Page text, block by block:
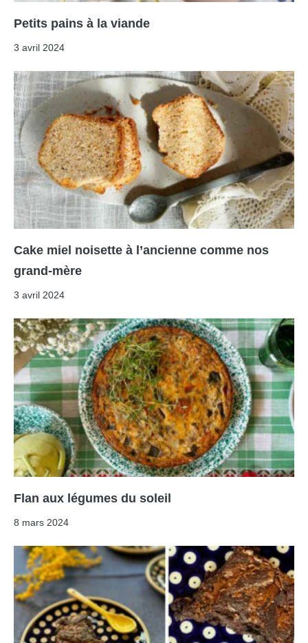
Petits pains à la viande
3 avril 2024
Cake miel noisette à l’ancienne comme nos
grand-mère
3 avril 2024
Flan aux légumes du soleil
8 mars 2024